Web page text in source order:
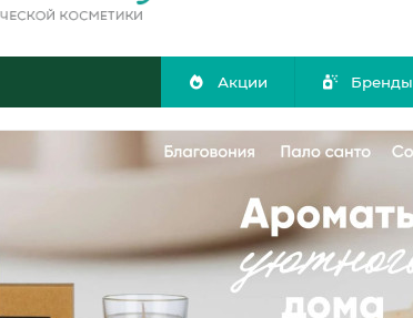
Акции Бренды